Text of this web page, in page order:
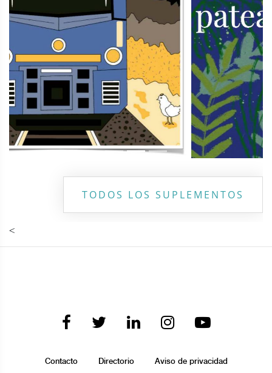
TODOS LOS SUPLEMENTOS
<
Contacto Directorio Aviso de privacidad